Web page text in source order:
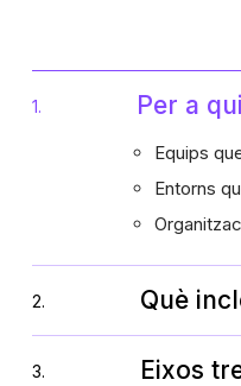
1. Per a
Equips
Entorns
2. Què
3. Eixos